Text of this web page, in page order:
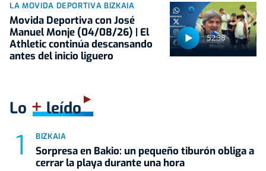
52:38
LA MOVIDA DEPORTIVA BIZKAIA
Movida Deportiva con José
Manuel Monje (04/08/26) | El
Athletic continúa descansando
antes del inicio liguero
Lo +leído
BIZKAIA
Sorpresa en Bakio: un pequeño tiburón obliga a
cerrar la playa durante una hora